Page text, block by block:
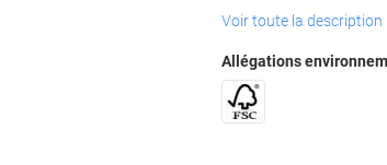
Voir toute la description
Allégations